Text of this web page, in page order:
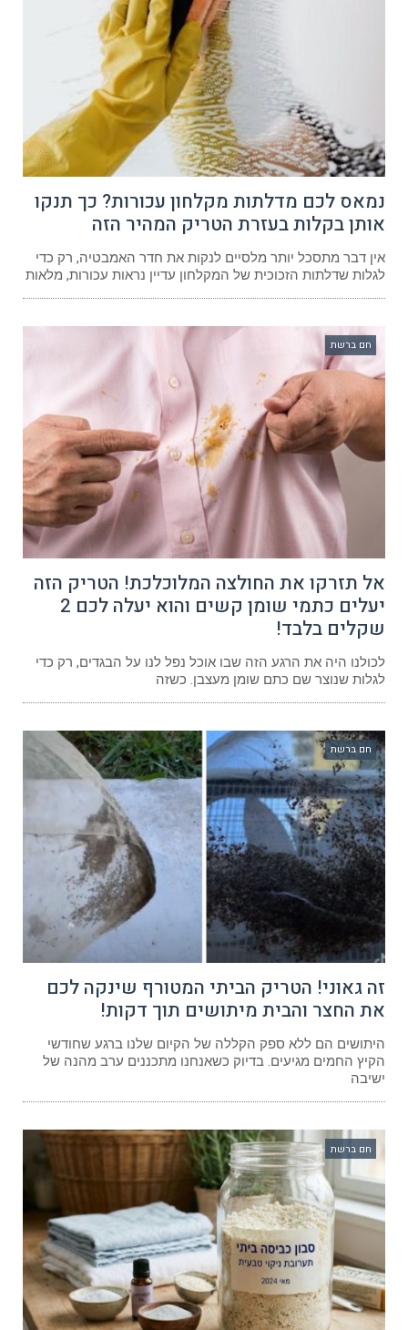
נמאס לכם מדלתות מקלחון עכורות? כך תנקו
אותן בקלות בעזרת הטריק המהיר הזה
אין דבר מתסכל יותר מלסיים לנקות את חדר האמבטיה, רק כדי
לגלות שדלתות הזכוכית של המקלחון עדיין נראות עכורות, מלאות
חם ברשת
אל תזרקו את החולצה המלוכלכת! הטריק הזה
יעלים כתמי שומן קשים והוא יעלה לכם 2
שקלים בלבד!
לכולנו היה את הרגע הזה שבו אוכל נפל לנו על הבגדים, רק כדי
לגלות שנוצר שם כתם שומן מעצבן. כשזה
חם ברשת
זה גאוני! הטריק הביתי המטורף שינקה לכם
את החצר והבית מיתושים תוך דקות!
היתושים הם ללא ספק הקללה של הקיום שלנו ברגע שחודשי
הקיץ החמים מגיעים. בדיוק כשאנחנו מתכננים ערב מהנה של
ישיבה
חם ברשת